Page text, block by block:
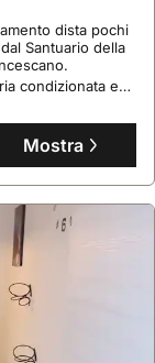
dista pochi
Santuario della
condizionata e
offre una cucina
Mostra